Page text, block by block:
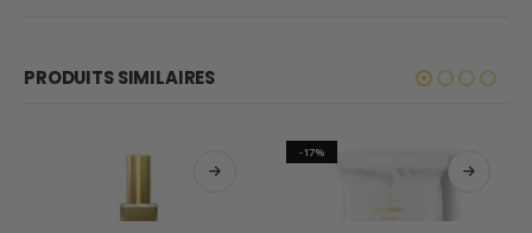
PRODUITS SIMILAIRES
-17%